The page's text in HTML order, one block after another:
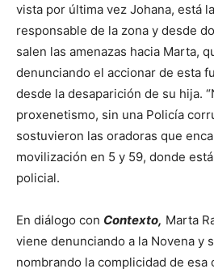
vista por última vez Johana, está
responsable de la zona y desde
salen las amenazas hacia Marta,
denunciando el accionar de esta
desde la desaparición de su hija.
proxenetismo, sin una Policía
sostuvieron las oradoras que
movilización en 5 y 59, donde
policial.
En diálogo con Contexto, Marta
viene denunciando a la Novena y
nombrando la complicidad de esa